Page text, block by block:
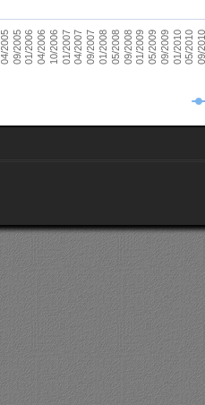
04/200509/200501/200604/200610/200601/200704/200709/200701/200805/200809/200801/200905/200909/200901/201005/201009/